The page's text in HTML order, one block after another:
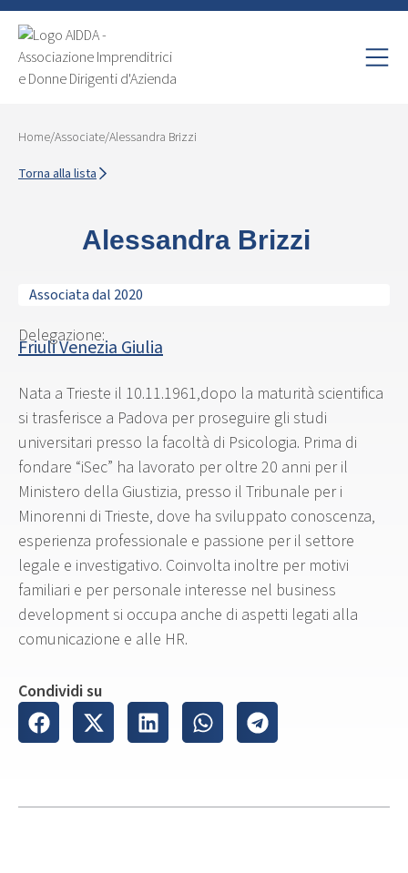
Home/Associate/Alessandra Brizzi
Torna alla lista
Alessandra Brizzi
Associata dal 2020
Delegazione:
Friuli Venezia Giulia
Nata a Trieste il 10.11.1961,dopo la maturità scientifica
si trasferisce a Padova per proseguire gli studi
universitari presso la facoltà di Psicologia. Prima di
fondare “iSec” ha lavorato per oltre 20 anni per il
Ministero della Giustizia, presso il Tribunale per i
Minorenni di Trieste, dove ha sviluppato conoscenza,
esperienza professionale e passione per il settore
legale e investigativo. Coinvolta inoltre per motivi
familiari e per personale interesse nel business
development si occupa anche di aspetti legati alla
comunicazione e alle HR.
Condividi su